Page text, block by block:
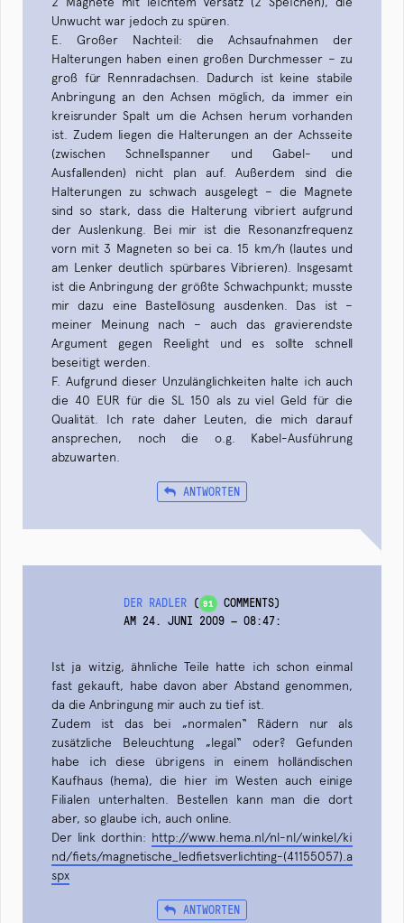
Unwucht war jedoch zu spüren.
E. Großer Nachteil: die Achsaufnahmen der
Halterungen haben einen großen Durchmesser – zu
groß für Rennradachsen. Dadurch ist keine stabile
Anbringung an den Achsen möglich, da immer ein
kreisrunder Spalt um die Achsen herum vorhanden
ist. Zudem liegen die Halterungen an der Achsseite
(zwischen Schnellspanner und Gabel- und
Ausfallenden) nicht plan auf. Außerdem sind die
Halterungen zu schwach ausgelegt – die Magnete
sind so stark, dass die Halterung vibriert aufgrund
der Auslenkung. Bei mir ist die Resonanzfrequenz
vorn mit 3 Magneten so bei ca. 15 km/h (lautes und
am Lenker deutlich spürbares Vibrieren). Insgesamt
ist die Anbringung der größte Schwachpunkt; musste
mir dazu eine Bastellösung ausdenken. Das ist –
meiner Meinung nach – auch das gravierendste
Argument gegen Reelight und es sollte schnell
beseitigt werden.
F. Aufgrund dieser Unzulänglichkeiten halte ich auch
die 40 EUR für die SL 150 als zu viel Geld für die
Qualität. Ich rate daher Leuten, die mich darauf
ansprechen, noch die o.g. Kabel-Ausführung
abzuwarten.
ANTWORTEN
DER RADLER ( 91 COMMENTS)
AM 24. JUNI 2009 — 08:47:
Ist ja witzig, ähnliche Teile hatte ich schon einmal
fast gekauft, habe davon aber Abstand genommen,
da die Anbringung mir auch zu tief ist.
Zudem ist das bei „normalen“ Rädern nur als
zusätzliche Beleuchtung „legal“ oder? Gefunden
habe ich diese übrigens in einem holländischen
Kaufhaus (hema), die hier im Westen auch einige
Filialen unterhalten. Bestellen kann man die dort
aber, so glaube ich, auch online.
Der link dorthin: http://www.hema.nl/nl-nl/winkel/ki
nd/fiets/magnetische_ledfietsverlichting-(41155057).a
spx
ANTWORTEN